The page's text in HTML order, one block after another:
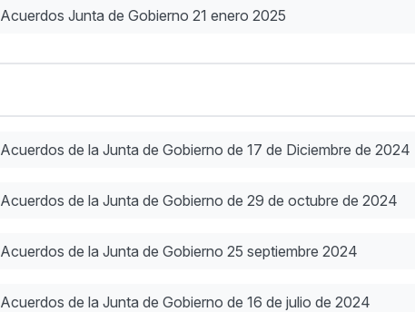
Acuerdos Junta de Gobierno 21 enero 2025
Acuerdos de la Junta de Gobierno de 17 de Diciembre de 2024
Acuerdos de la Junta de Gobierno de 29 de octubre de 2024
Acuerdos de la Junta de Gobierno 25 septiembre 2024
Acuerdos de la Junta de Gobierno de 16 de julio de 2024